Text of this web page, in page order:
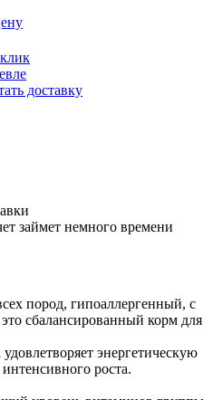
доставку
займет немного времени
пород, гипоаллергенный, с
сбалансированный корм для
энергетическую
роста.